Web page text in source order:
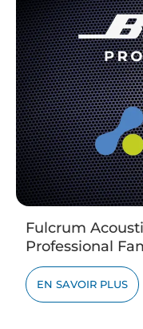
Fulcrum
Professional
EN SAVOIR PLUS